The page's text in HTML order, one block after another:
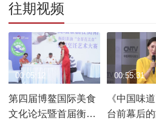
往期视频
第四届博鳌国际美食
文化论坛暨首届衡阳
00:05:12
《中国味
台前幕后
00:55:31